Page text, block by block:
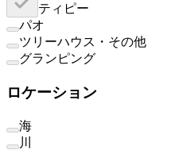
ティピー
パオ
ツリーハウス・その他
グランピング
ロケーション
海
川